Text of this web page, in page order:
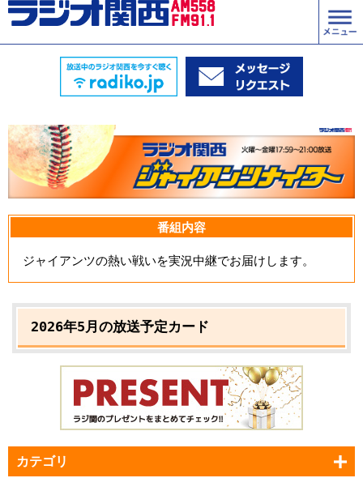
番組内容
ジャイアンツの熱い戦いを実況中継でお届けします。
2026年5月の放送予定カード
カテゴリ